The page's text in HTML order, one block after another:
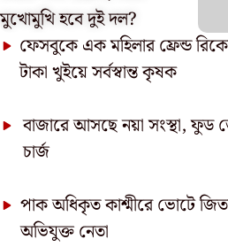
মুখোমুখি হবে দুই দল?
ফেসবুকে এক মহিলার ফ্রেন্ড
টাকা খুইয়ে সর্বস্বান্ত কৃষক
বাজারে আসছে নয়া সংস্থা, ফুড
চার্জ
পাক অধিকৃত কাশ্মীরে ভোটে
অভিযুক্ত নেতা